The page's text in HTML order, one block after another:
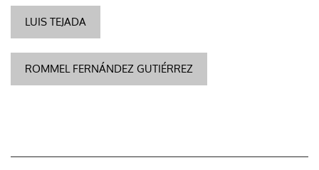
LUIS TEJADA
ROMMEL FERNÁNDEZ GUTIÉRREZ